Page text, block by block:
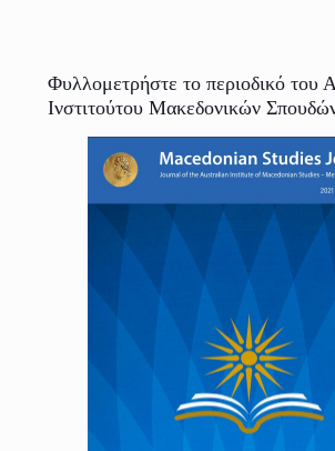
Φυλλομετρήστε το περιοδικό του
Ινστιτούτου Μακεδονικών